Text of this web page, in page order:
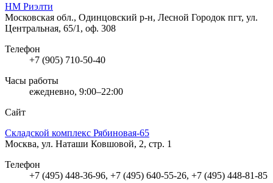
НМ Риэлти
Московская обл., Одинцовский р-н, Лесной Городок пгт, ул.
Центральная, 65/1, оф. 308
Телефон
+7 (905) 710-50-40
Часы работы
ежедневно, 9:00–22:00
Сайт
Складской комплекс Рябиновая-65
Москва, ул. Наташи Ковшовой, 2, стр. 1
Телефон
+7 (495) 448-36-96, +7 (495) 640-55-26, +7 (495) 448-81-85